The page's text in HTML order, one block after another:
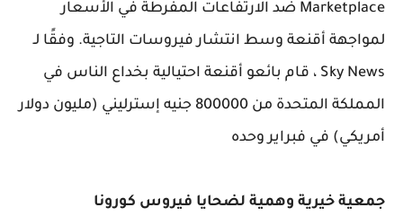
Marketplace ضد الارتفاعات المفرطة في الأسعار
لمواجهة أقنعة وسط انتشار فيروسات التاجية. وفقًا لـ
Sky News ، قام بائعو أقنعة احتيالية بخداع الناس في
المملكة المتحدة من 800000 جنيه إسترليني (مليون دولار
أمريكي) في فبراير وحده
جمعية خيرية وهمية لضحايا فيروس كورونا